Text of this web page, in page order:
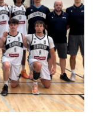
basketbale
už v poradí 3.